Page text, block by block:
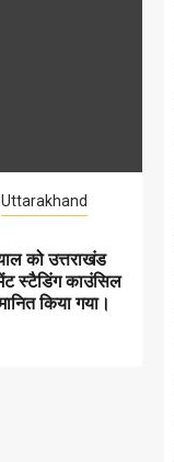
Uttarakhand
को उत्तराखंड
स्टैडिंग काउंसिल
किया गया।